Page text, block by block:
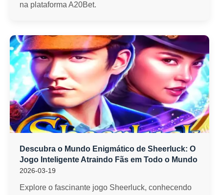
na plataforma A20Bet.
Descubra o Mundo Enigmático de Sheerluck: O
Jogo Inteligente Atraindo Fãs em Todo o Mundo
2026-03-19
Explore o fascinante jogo Sheerluck, conhecendo